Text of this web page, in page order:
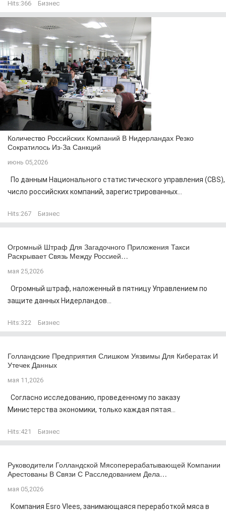
Hits:366 Бизнес
Количество Российских Компаний В Нидерландах Резко
Сократилось Из-За Санкций
июнь 05,2026
По данным Национального статистического управления (CBS),
число российских компаний, зарегистрированных...
Hits:267 Бизнес
Огромный Штраф Для Загадочного Приложения Такси
Раскрывает Связь Между Россией…
мая 25,2026
Огромный штраф, наложенный в пятницу Управлением по
защите данных Нидерландов...
Hits:322 Бизнес
Голландские Предприятия Слишком Уязвимы Для Кибератак И
Утечек Данных
мая 11,2026
Согласно исследованию, проведенному по заказу
Министерства экономики, только каждая пятая...
Hits:421 Бизнес
Руководители Голландской Мясоперерабатывающей Компании
Арестованы В Связи С Расследованием Дела…
мая 05,2026
Компания Esro Vlees, занимающаяся переработкой мяса в